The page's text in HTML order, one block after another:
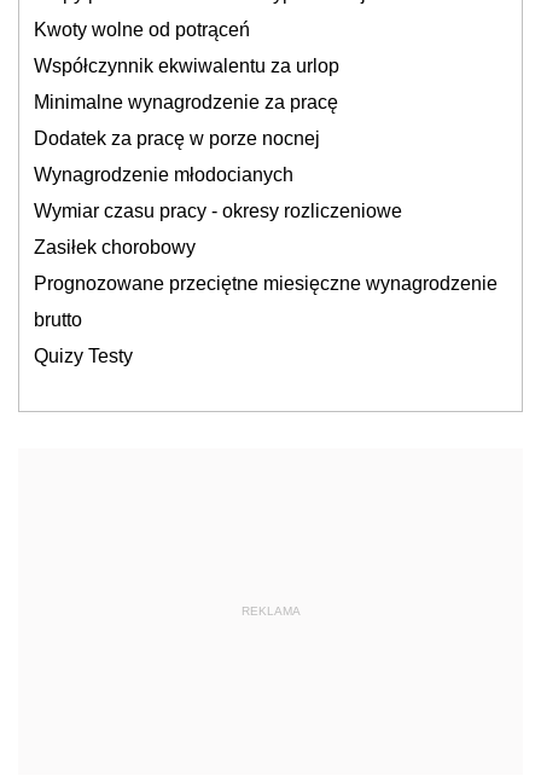
Kwoty wolne od potrąceń
Współczynnik ekwiwalentu za urlop
Minimalne wynagrodzenie za pracę
Dodatek za pracę w porze nocnej
Wynagrodzenie młodocianych
Wymiar czasu pracy - okresy rozliczeniowe
Zasiłek chorobowy
Prognozowane przeciętne miesięczne wynagrodzenie
brutto
Quizy Testy
REKLAMA